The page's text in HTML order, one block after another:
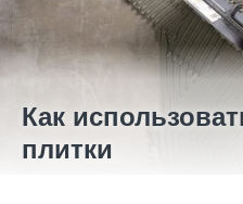
Как
плитки